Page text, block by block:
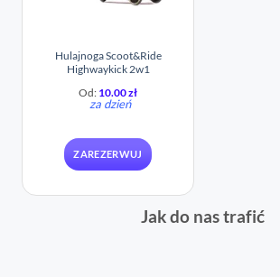
Hulajnoga Scoot&Ride
Highwaykick 2w1
Od: 10.00zł
za dzień
ZAREZERWUJ
Jak do nas trafić